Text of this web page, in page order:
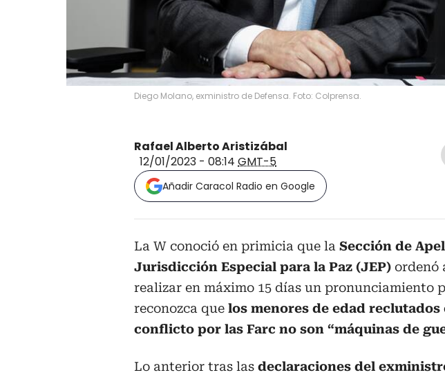
Diego Molano, exministro de Defensa. Foto: Colprensa.
Rafael Alberto Aristizábal
12/01/2023 - 08:14 GMT-5
Añadir Caracol Radio en Google
La W conoció en primicia que la Sección de
Jurisdicción Especial para la Paz (JEP) ordenó
realizar en máximo 15 días un pronunciamiento
reconozca que los menores de edad reclutados
conflicto por las Farc no son “máquinas de
Lo anterior tras las declaraciones del